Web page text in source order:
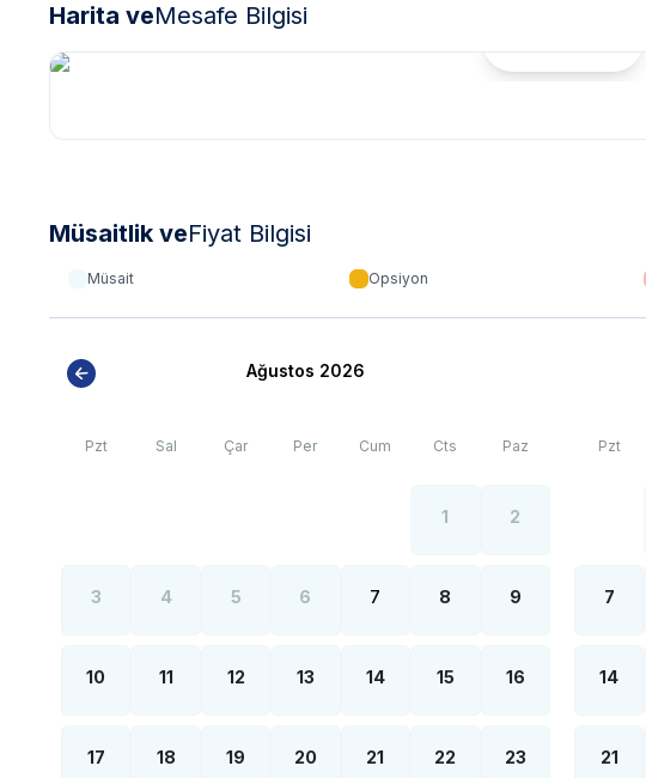
Harita veMesafe Bilgisi
Müsaitlik veFiyat Bilgisi
Müsait Opsiyon
Ağustos 2026
Pzt Sal Çar Per Cum Cts Paz
1 2
3 4 5 6 7 8 9
10 11 12 13 14 15 16
17 18 19 20 21 22 23
Pzt
7
14
21